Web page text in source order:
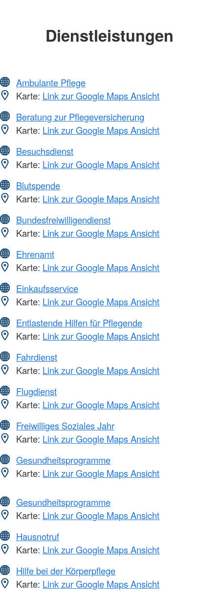
Dienstleistungen
Ambulante Pflege
Karte: Link zur Google Maps Ansicht
Beratung zur Pflegeversicherung
Karte: Link zur Google Maps Ansicht
Besuchsdienst
Karte: Link zur Google Maps Ansicht
Blutspende
Karte: Link zur Google Maps Ansicht
Bundesfreiwilligendienst
Karte: Link zur Google Maps Ansicht
Ehrenamt
Karte: Link zur Google Maps Ansicht
Einkaufsservice
Karte: Link zur Google Maps Ansicht
Entlastende Hilfen für Pflegende
Karte: Link zur Google Maps Ansicht
Fahrdienst
Karte: Link zur Google Maps Ansicht
Flugdienst
Karte: Link zur Google Maps Ansicht
Freiwilliges Soziales Jahr
Karte: Link zur Google Maps Ansicht
Gesundheitsprogramme
Karte: Link zur Google Maps Ansicht
Gesundheitsprogramme
Karte: Link zur Google Maps Ansicht
Hausnotruf
Karte: Link zur Google Maps Ansicht
Hilfe bei der Körperpflege
Karte: Link zur Google Maps Ansicht